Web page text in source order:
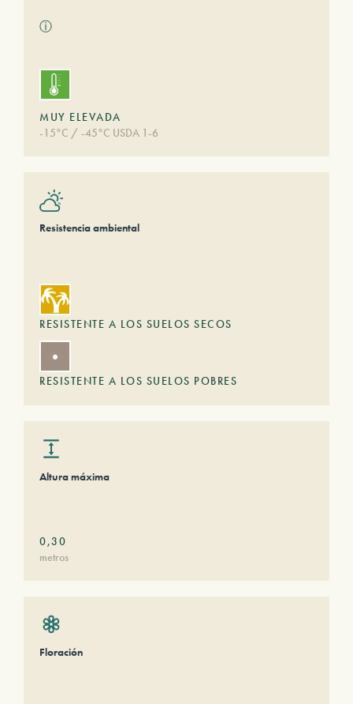
ⓘ
MUY ELEVADA
-15°C / -45°C USDA 1-6
Resistencia ambiental
RESISTENTE A LOS SUELOS SECOS
RESISTENTE A LOS SUELOS POBRES
Altura máxima
0,30
metros
Floración